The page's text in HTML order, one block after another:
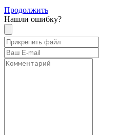
Продолжить
Нашли ошибку?